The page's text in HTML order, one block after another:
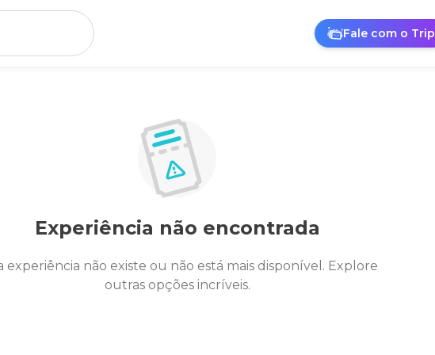
Fale com o Trip
Experiência não encontrada
experiência não existe ou não está mais disponível. Explore
outras opções incríveis.